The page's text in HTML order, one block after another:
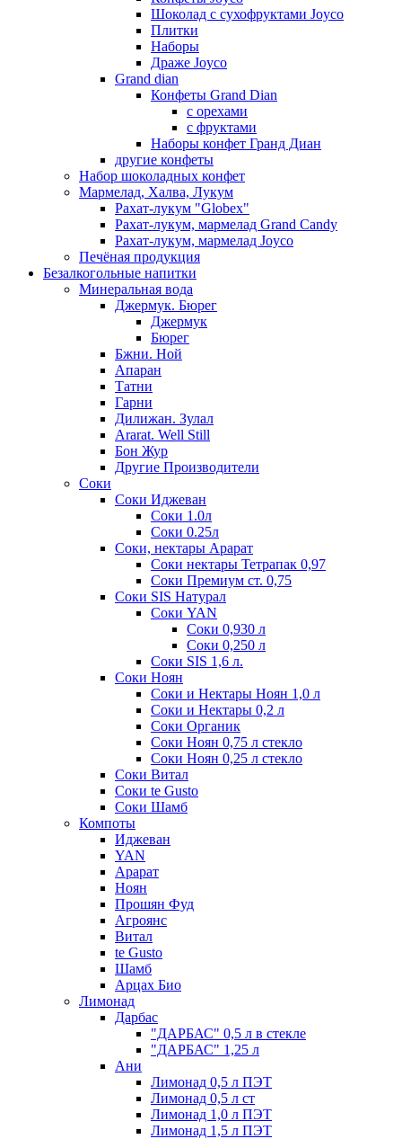
Шоколад с сухофруктами Joyco
Плитки
Наборы
Драже Joyco
Grand dian
Конфеты Grand Dian
с орехами
с фруктами
Наборы конфет Гранд Диан
другие конфеты
Набор шоколадных конфет
Мармелад, Халва, Лукум
Рахат-лукум "Globex"
Рахат-лукум, мармелад Grand Candy
Рахат-лукум, мармелад Joyco
Печёная продукция
Безалкогольные напитки
Минеральная вода
Джермук. Бюрег
Джермук
Бюрег
Бжни. Ной
Апаран
Татни
Гарни
Дилижан. Зулал
Ararat. Well Still
Бон Жур
Другие Производители
Соки
Соки Иджеван
Соки 1.0л
Соки 0.25л
Соки, нектары Арарат
Соки нектары Тетрапак 0,97
Соки Премиум ст. 0,75
Соки SIS Натурал
Соки YAN
Соки 0,930 л
Соки 0,250 л
Соки SIS 1,6 л.
Соки Ноян
Соки и Нектары Ноян 1,0 л
Соки и Нектары 0,2 л
Соки Органик
Соки Ноян 0,75 л стекло
Соки Ноян 0,25 л стекло
Соки Витал
Соки te Gusto
Соки Шамб
Компоты
Иджеван
YAN
Арарат
Ноян
Прошян Фуд
Агроянс
Витал
te Gusto
Шамб
Арцах Био
Лимонад
Дарбас
"ДАРБАС" 0,5 л в стекле
"ДАРБАС" 1,25 л
Ани
Лимонад 0,5 л ПЭТ
Лимонад 0,5 л ст
Лимонад 1,0 л ПЭТ
Лимонад 1,5 л ПЭТ